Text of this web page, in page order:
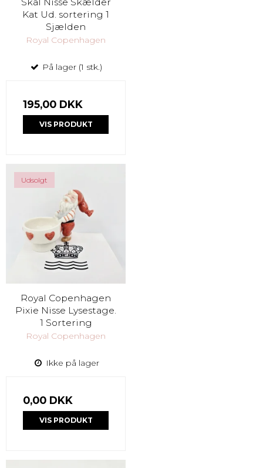
Kat Ud. sortering 1
Sjælden
Royal Copenhagen
På lager (1 stk.)
195,00 DKK
VIS PRODUKT
Udsolgt
Royal Copenhagen
Pixie Nisse Lysestage.
1 Sortering
Royal Copenhagen
Ikke på lager
0,00 DKK
VIS PRODUKT